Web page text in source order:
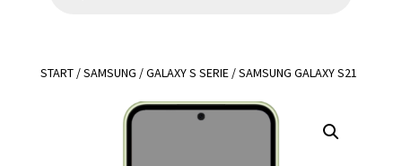
START/SAMSUNG /GALAXY S SERIE/ SAMSUNG GALAXY S21